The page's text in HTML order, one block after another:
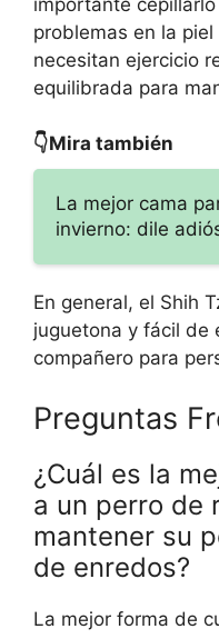
problemas en la
necesitan ejercicio
equilibrada para
👇Mira también
La mejor cama
invierno: dile
En general, el Shih
juguetona y fácil de
compañero para
Preguntas
¿Cuál es la
a un perro de
mantener su
de enredos?
La mejor forma de